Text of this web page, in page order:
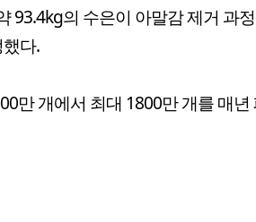
93.4kg의 수은이 아말감 제거 과
다.
만 개에서 최대 1800만 개를 매년